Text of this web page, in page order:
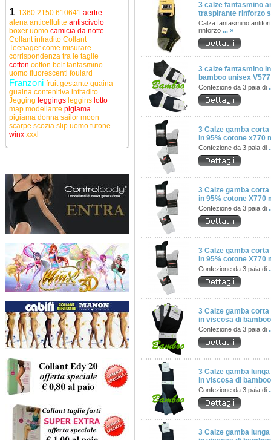
1 1360 2150 610641 aertre
alena anticellulite antiscivolo
boxer uomo camicia da notte
Collant infradito Collant
Teenager come misurare
corrispondenza tra le taglie
cotton cotton beltfantasmino
uomo fluorescenti foulard
Franzoni fruitgestante guaina
guaina contenitiva infradito
Jegging leggings leggins lotto
map modellante pigiama
pigiama donna sailor moon
scarpe scozia slip uomo tutone
winx xxxl
3 calze fantasmino
traspirante rinforzo
Calza fantasmino
rinforzo ... »
3 calze fantasmino
bamboo unisex V577
Confezione da 3 paia di
3 Calze gamba
in 95% cotone x770
Confezione da 3 paia di
3 Calze gamba
in 95% cotone X770
Confezione da 3 paia di
3 Calze gamba
in 95% cotone X770
Confezione da 3 paia di
3 Calze gamba
in viscosa di
Confezione da 3 paia di
3 Calze gamba
in viscosa di
Confezione da 3 paia di
3 Calze gamba